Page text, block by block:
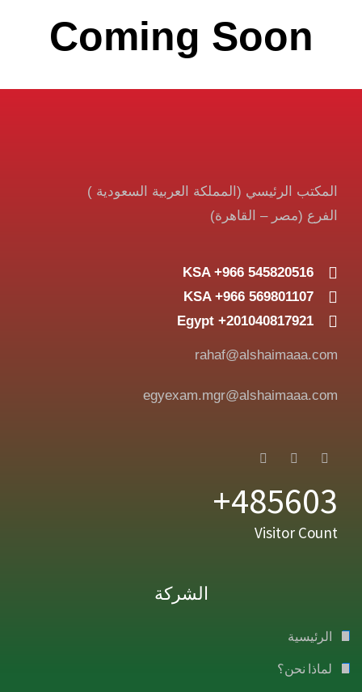
Coming Soon
المكتب الرئيسي (المملكة العربية السعودية )
الفرع (مصر – القاهرة)
KSA +966 545820516
KSA +966 569801107
Egypt +201040817921
rahaf@alshaimaaa.com
egyexam.mgr@alshaimaaa.com
485603+
Visitor Count
الشركة
الرئيسية
لماذا نحن؟